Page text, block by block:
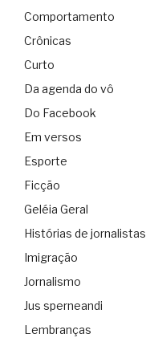
Comportamento
Crônicas
Curto
Da agenda do vô
Do Facebook
Em versos
Esporte
Ficção
Geléia Geral
Histórias de jornalistas
Imigração
Jornalismo
Jus sperneandi
Lembranças